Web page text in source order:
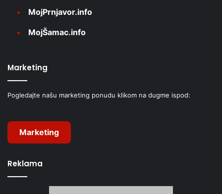
MojPrnjavor.info
MojŠamac.info
Marketing
Pogledajte našu marketing ponudu klikom na dugme ispod:
Marketing
Reklama